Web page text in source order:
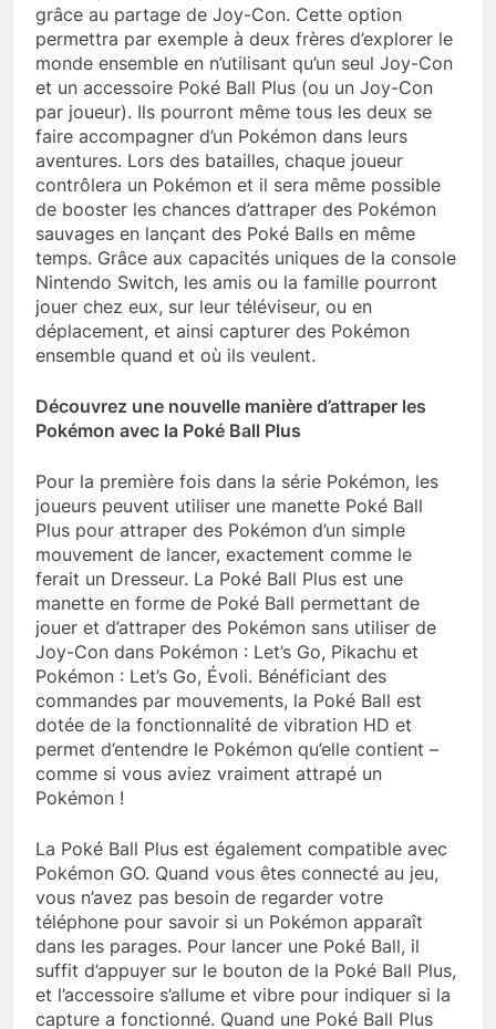
grâce au partage de Joy-Con. Cette option
permettra par exemple à deux frères d’explorer le
monde ensemble en n’utilisant qu’un seul Joy-Con
et un accessoire Poké Ball Plus (ou un Joy-Con
par joueur). Ils pourront même tous les deux se
faire accompagner d’un Pokémon dans leurs
aventures. Lors des batailles, chaque joueur
contrôlera un Pokémon et il sera même possible
de booster les chances d’attraper des Pokémon
sauvages en lançant des Poké Balls en même
temps. Grâce aux capacités uniques de la console
Nintendo Switch, les amis ou la famille pourront
jouer chez eux, sur leur téléviseur, ou en
déplacement, et ainsi capturer des Pokémon
ensemble quand et où ils veulent.
Découvrez une nouvelle manière d’attraper les
Pokémon avec la Poké Ball Plus
Pour la première fois dans la série Pokémon, les
joueurs peuvent utiliser une manette Poké Ball
Plus pour attraper des Pokémon d’un simple
mouvement de lancer, exactement comme le
ferait un Dresseur. La Poké Ball Plus est une
manette en forme de Poké Ball permettant de
jouer et d’attraper des Pokémon sans utiliser de
Joy-Con dans Pokémon : Let’s Go, Pikachu et
Pokémon : Let’s Go, Évoli. Bénéficiant des
commandes par mouvements, la Poké Ball est
dotée de la fonctionnalité de vibration HD et
permet d’entendre le Pokémon qu’elle contient –
comme si vous aviez vraiment attrapé un
Pokémon !
La Poké Ball Plus est également compatible avec
Pokémon GO. Quand vous êtes connecté au jeu,
vous n’avez pas besoin de regarder votre
téléphone pour savoir si un Pokémon apparaît
dans les parages. Pour lancer une Poké Ball, il
suffit d’appuyer sur le bouton de la Poké Ball Plus,
et l’accessoire s’allume et vibre pour indiquer si la
capture a fonctionné. Quand une Poké Ball Plus